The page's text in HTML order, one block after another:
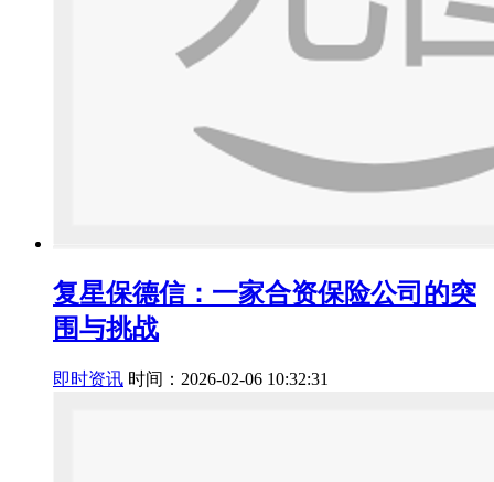
复星保德信：一家合资保险公司的突
围与挑战
即时资讯 时间：2026-02-06 10:32:31